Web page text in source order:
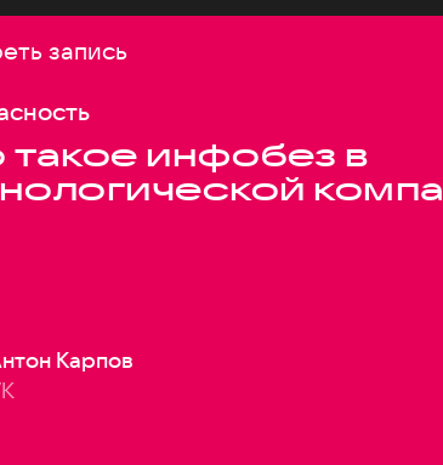
запись
такое инфобез в
Карпов